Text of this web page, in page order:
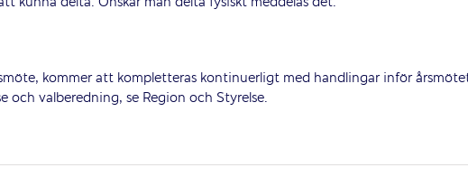
kommer att kompletteras kontinuerligt med handlingar inför
och valberedning, se Region och Styrelse.